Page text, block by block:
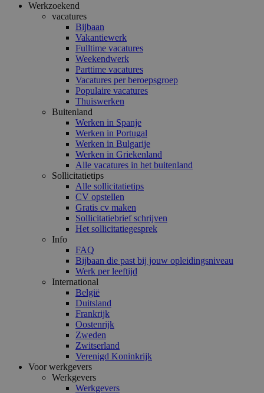
Werkzoekend
vacatures
Bijbaan
Vakantiewerk
Fulltime vacatures
Weekendwerk
Parttime vacatures
Vacatures per beroepsgroep
Populaire vacatures
Thuiswerken
Buitenland
Werken in Spanje
Werken in Portugal
Werken in Bulgarije
Werken in Griekenland
Alle vacatures in het buitenland
Sollicitatietips
Alle sollicitatietips
CV opstellen
Gratis cv maken
Sollicitatiebrief schrijven
Het sollicitatiegesprek
Info
FAQ
Bijbaan die past bij jouw opleidingsniveau
Werk per leeftijd
International
België
Duitsland
Frankrijk
Oostenrijk
Zweden
Zwitserland
Verenigd Koninkrijk
Voor werkgevers
Werkgevers
Werkgevers